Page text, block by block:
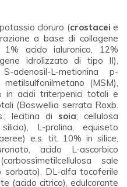
cloruro (crostacei e
a base di collagene
acido ialuronico, 12%
idrolizzato di tipo II),
adenosil-L-metionina p-
(MSM),
in acidi triterpenici totali e
(Boswellia serrata Roxb.
lecitina di soia; cellulosa
L-prolina, equiseto
e.s. tit. 10% in silice,
acido L-ascorbico
sale
sorbato), DL-alfa tocoferile
(acido citrico), edulcorante